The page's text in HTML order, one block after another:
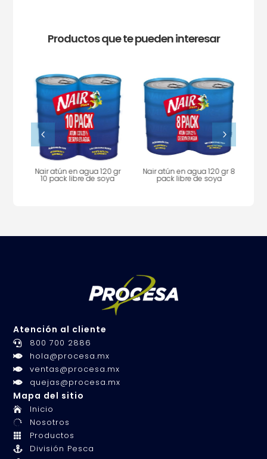
Productos que te pueden interesar
Nair atún en agua 120 gr
10 pack libre de soya
Nair atún en agua 120 gr 8
pack libre de soya
4 5
Atención al cliente
 800 700 2886
 hola@procesa.mx
 ventas@procesa.mx
 quejas@procesa.mx
Mapa del sitio
 Inicio
 Nosotros
 Productos
 División Pesca